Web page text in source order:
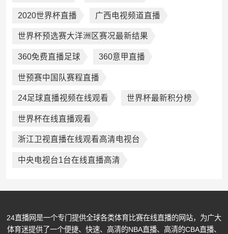
2020世界杯直播 广西电视频道直播
世界杯预选赛大洋洲区赛况最新结果
360免费直播足球 360意甲直播
世预赛中国队赛程直播
24足球直播视频在线观看 世界杯最新积分榜
世界杯在线直播观看
浙江卫视直播在线观看高清电视台
中央电视台1台在线直播高清
24直播网是一个专门提供全球各类体育比赛在线直播的网站，为广大
体育迷提供了一个便捷、快速、高清的NBA直播、高清的CBA直播、